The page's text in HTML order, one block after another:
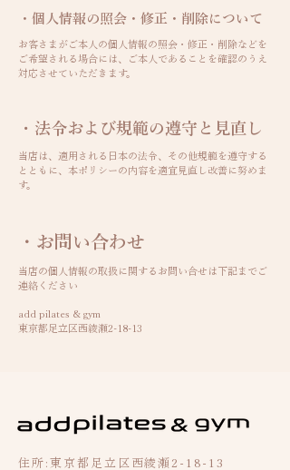
・個人情報の照会・修正・削除について
お客さまがご本人の個人情報の照会・修正・削除などを
ご希望される場合には、ご本人であることを確認のうえ
対応させていただきます。
・法令および規範の遵守と見直し
当店は、適用される日本の法令、その他規範を遵守する
とともに、本ポリシーの内容を適宜見直し改善に努めま
す。
・お問い合わせ
当店の個人情報の取扱に関するお問い合せは下記までご
連絡ください
add pilates & gym
東京都足立区西綾瀬2-18-13
​住所:東京都足立区西綾瀬2-18-13